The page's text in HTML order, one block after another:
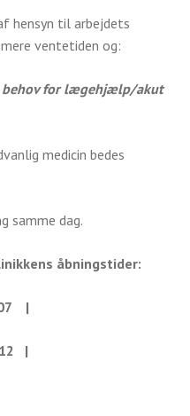
hensyn til arbejdets
ventetiden og:
behov for lægehjælp/akut
medicin bedes
samme dag.
åbningstider:
|
|